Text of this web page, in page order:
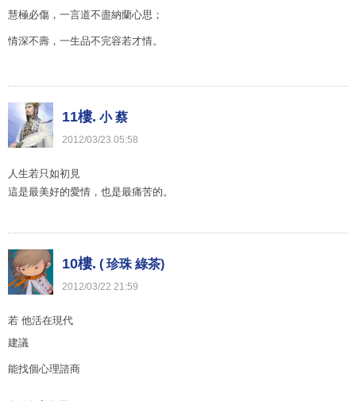
慧極必傷，一言道不盡納蘭心思；
情深不壽，一生品不完容若才情。
11樓. 小 蔡
2012/03/23 05:58
人生若只如初見
這是最美好的愛情，也是最痛苦的。
10樓. ( 珍珠 綠茶)
2012/03/22 21:59
若 他活在現代
建議
能找個心理諮商